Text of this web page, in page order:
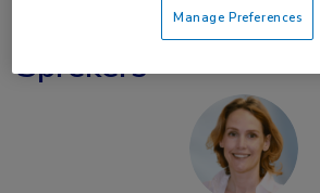
avond voor en door internisten!
Sprekers
Manage Preferences